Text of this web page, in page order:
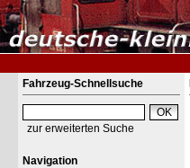
Fahrzeug-Schnellsuche
zur erweiterten Suche
Navigation